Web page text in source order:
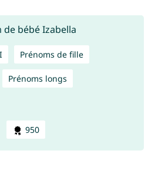
Prénoms de fille
Prénoms longs
950